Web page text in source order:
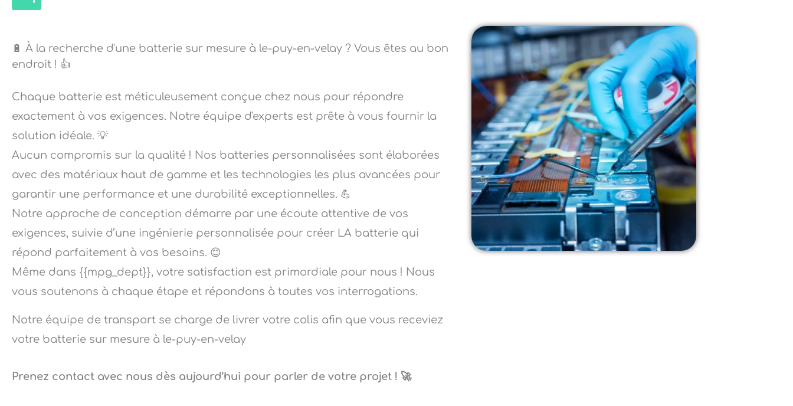
🔋 À la recherche d'une batterie sur mesure à le-puy-en-velay ? Vous êtes au bon
endroit ! 👍
Chaque batterie est méticuleusement conçue chez nous pour répondre
exactement à vos exigences. Notre équipe d'experts est prête à vous fournir la
solution idéale. 💡
Aucun compromis sur la qualité ! Nos batteries personnalisées sont élaborées
avec des matériaux haut de gamme et les technologies les plus avancées pour
garantir une performance et une durabilité exceptionnelles. 💪
Notre approche de conception démarre par une écoute attentive de vos
exigences, suivie d’une ingénierie personnalisée pour créer LA batterie qui
répond parfaitement à vos besoins. 😊
Même dans {{mpg_dept}}, votre satisfaction est primordiale pour nous ! Nous
vous soutenons à chaque étape et répondons à toutes vos interrogations.
Notre équipe de transport se charge de livrer votre colis afin que vous receviez
votre batterie sur mesure à le-puy-en-velay
Prenez contact avec nous dès aujourd’hui pour parler de votre projet ! 🚀